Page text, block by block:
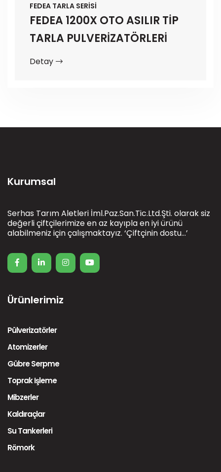
FEDEA TARLA SERİSİ
FEDEA 1200X OTO ASILIR TİP
TARLA PULVERİZATÖRLERİ
Detay
Kurumsal
Serhas Tarım Aletleri İml.Paz.San.Tic.Ltd.Şti. olarak siz
değerli çiftçilerimize en az kayıpla en iyi ürünü
alabilmeniz için çalışmaktayız. ‘Çiftçinin dostu…’
Ürünlerimiz
Pülverizatörler
Atomizerler
Gübre Serpme
Toprak İşleme
Mibzerler
Kaldıraçlar
Su Tankerleri
Römork